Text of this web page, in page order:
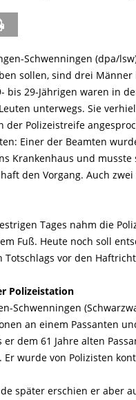
Schwenningen (dpa/
sollen, sind drei
bis 29-Jährigen waren in
unterwegs. Sie
der Polizeistreife
Einer der Beamten
Krankenhaus und
den Vorgang. Auch
Tages nahm die
Fuß. Heute noch soll
Totschlags vor den
Polizeistation
Schwenningen
an einem Passanten
er dem 61 Jahre alten
Er wurde von Polizisten
später erschien er aber